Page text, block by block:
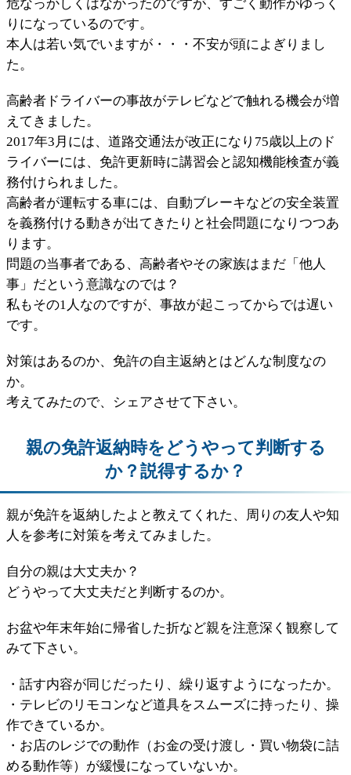
危なっかしくはなかったのですが、すごく動作がゆっく
りになっているのです。
本人は若い気でいますが・・・不安が頭によぎりまし
た。
高齢者ドライバーの事故がテレビなどで触れる機会が増
えてきました。
2017年3月には、道路交通法が改正になり75歳以上のド
ライバーには、免許更新時に講習会と認知機能検査が義
務付けられました。
高齢者が運転する車には、自動ブレーキなどの安全装置
を義務付ける動きが出てきたりと社会問題になりつつあ
ります。
問題の当事者である、高齢者やその家族はまだ「他人
事」だという意識なのでは？
私もその1人なのですが、事故が起こってからでは遅い
です。
対策はあるのか、免許の自主返納とはどんな制度なの
か。
考えてみたので、シェアさせて下さい。
親の免許返納時をどうやって判断する
か？説得するか？
親が免許を返納したよと教えてくれた、周りの友人や知
人を参考に対策を考えてみました。
自分の親は大丈夫か？
どうやって大丈夫だと判断するのか。
お盆や年末年始に帰省した折など親を注意深く観察して
みて下さい。
・話す内容が同じだったり、繰り返すようになったか。
・テレビのリモコンなど道具をスムーズに持ったり、操
作できているか。
・お店のレジでの動作（お金の受け渡し・買い物袋に詰
める動作等）が緩慢になっていないか。